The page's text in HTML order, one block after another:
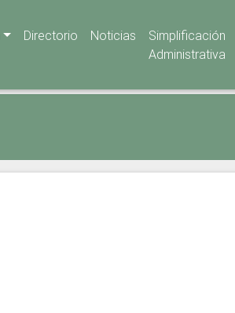
Directorio Noticias
Simplificación
Administrativa